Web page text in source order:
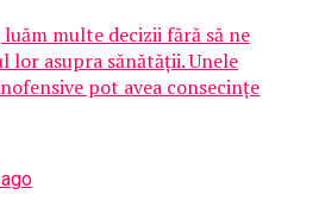
multe decizii fără să ne
lor asupra sănătății. Unele
pot avea consecințe